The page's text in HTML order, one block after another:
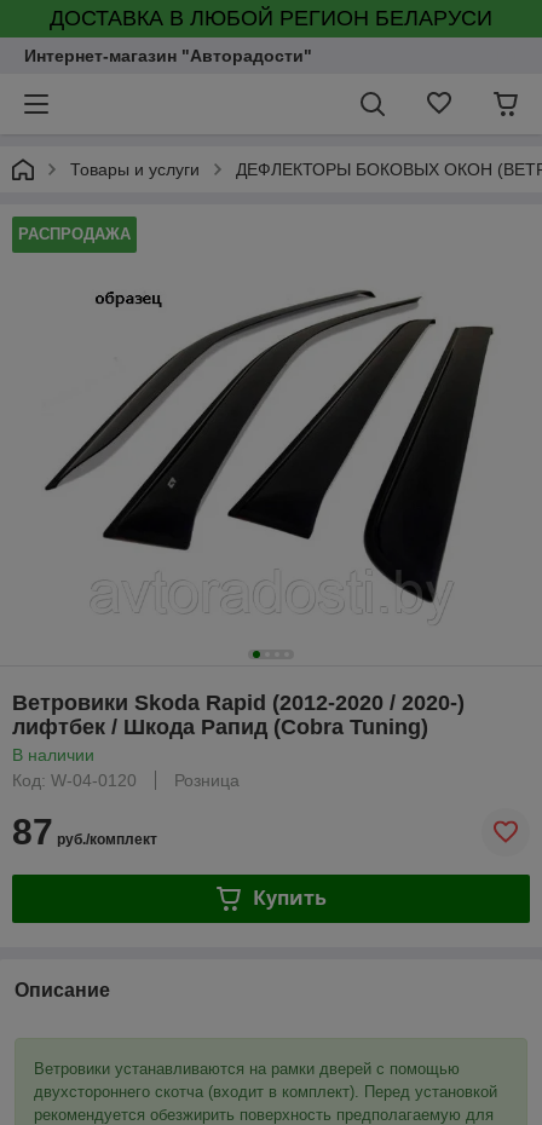
ДОСТАВКА В ЛЮБОЙ РЕГИОН БЕЛАРУСИ
Интернет-магазин "Авторадости"
Товары и услуги ДЕФЛЕКТОРЫ БОКОВЫХ ОКОН
РАСПРОДАЖА
Ветровики Skoda Rapid (2012-2020 / 2020-)
лифтбек / Шкода Рапид (Cobra Tuning)
В наличии
Код: W-04-0120
Розница
87 руб./комплект
Купить
Описание
Ветровики устанавливаются на рамки дверей с помощью
двухстороннего скотча (входит в комплект). Перед установкой
рекомендуется обезжирить поверхность предполагаемую для